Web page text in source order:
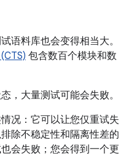
语料库也会变得相当大。
包含数百个模块和数
，大量测试可能会失败。
况：它可以让您仅重试失
除不稳定性和隔离性差的
会失败；您会得到一个更